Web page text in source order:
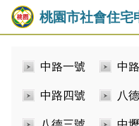
桃園市社會住宅
中路一號 中
中路四號 八